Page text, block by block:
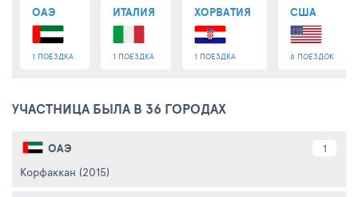
ОАЭ
1 ПОЕЗДКА
ИТАЛИЯ
1 ПОЕЗДКА
ХОРВАТИЯ
1 ПОЕЗДКА
США
6 ПОЕЗДОК
УЧАСТНИЦА БЫЛА В 36 ГОРОДАХ
ОАЭ 1
Корфаккан (2015)